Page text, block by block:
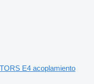
E4 acoplamiento